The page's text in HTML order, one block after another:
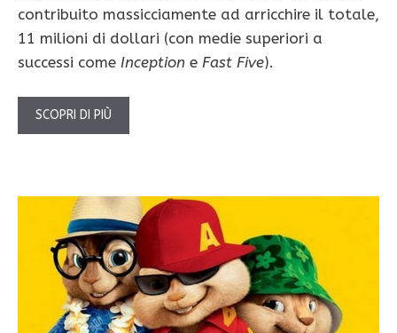
contribuito massicciamente ad arricchire il totale,
11 milioni di dollari (con medie superiori a
successi come Inception e Fast Five).
SCOPRI DI PIÙ